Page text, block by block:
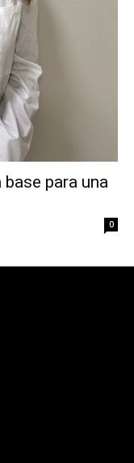
para una
0